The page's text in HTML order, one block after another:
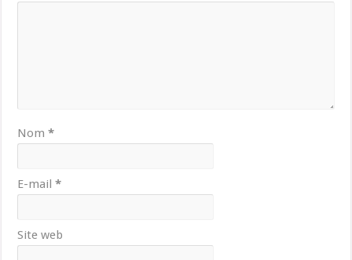
Nom*
E-mail*
Site web